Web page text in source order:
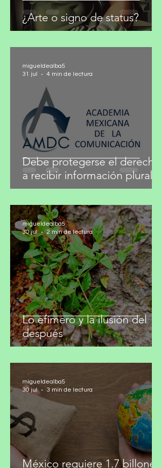
¿Arte o signo de status?
Debe protegerse el derecho
a recibir información plural
4 min de lectura
Lo efímero y la ilusión del
después
migueldealba5
30 jul
2 min de lectura
migueldealba5
30 jul
3 min de lectura